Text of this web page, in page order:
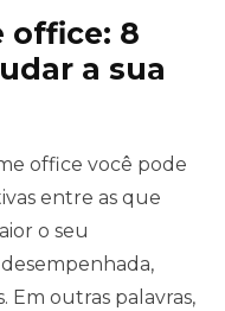
office: 8
a sua
office você pode
entre as que
o seu
Em outras palavras,